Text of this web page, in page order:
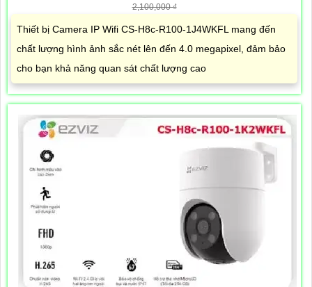
2,100,000 ₫
Thiết bị Camera IP Wifi CS-H8c-R100-1J4WKFL mang đến
chất lượng hình ảnh sắc nét lên đến 4.0 megapixel, đảm bảo
cho bạn khả năng quan sát chất lượng cao